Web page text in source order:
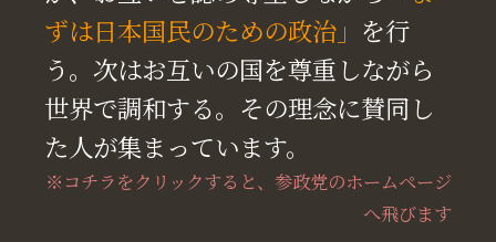
ずは日本国民のための政治」 を行
う。次はお互いの国を尊重しながら
世界で調和する。その理念に賛同し
た人が集まっています。
※コチラをクリックすると、参政党のホームページ
へ飛びます